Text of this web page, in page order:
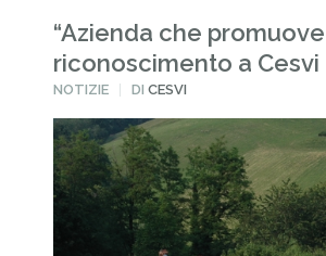
“Azienda che
riconoscimento a Cesvi
PUBBLICATO
NOTIZIE DICESVI